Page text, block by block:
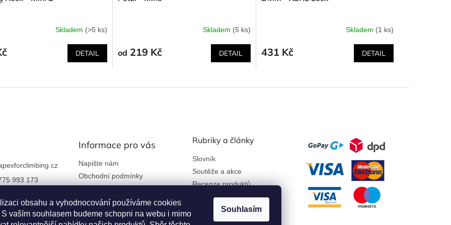
obsahu a vyhodnocování používáme cookies
S vaším souhlasem budeme schopni na webu i mimo
Souhlasím
Skladem (>5 ks)
DETAIL
Skladem (5 ks)
od 219 Kč DETAIL
Skladem (1 ks)
431 Kč DETAIL
993 173
Informace pro vás
Napište nám
Obchodní podmínky
Kontakty a firemní údaje
Reklamace a vrácení zboží
Rubriky a články
Slovník
Soutěže a akce
Recenze produktů